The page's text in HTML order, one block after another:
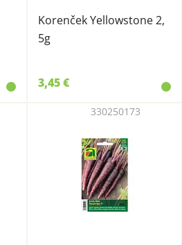
Korenček Yellowstone 2,
5g
3,45 €
330250173